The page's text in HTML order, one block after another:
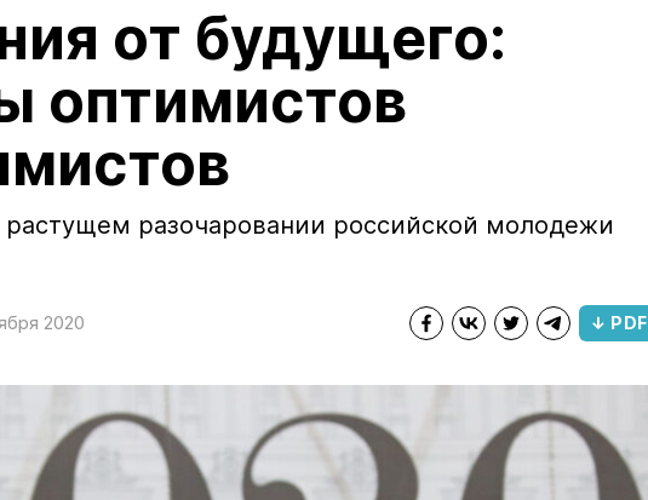
от будущего:
оптимистов
разочаровании российской молодежи
2020 ↓ PDF